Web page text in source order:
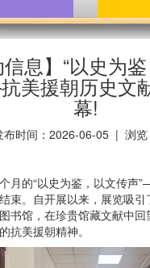
信息】“以史为
美援朝历史文
幕!
布时间：2026-06-05 | 浏览
的“以史为鉴，以文传声
束。自开展以来，展览吸
书馆，在珍贵馆藏文献中
抗美援朝精神。